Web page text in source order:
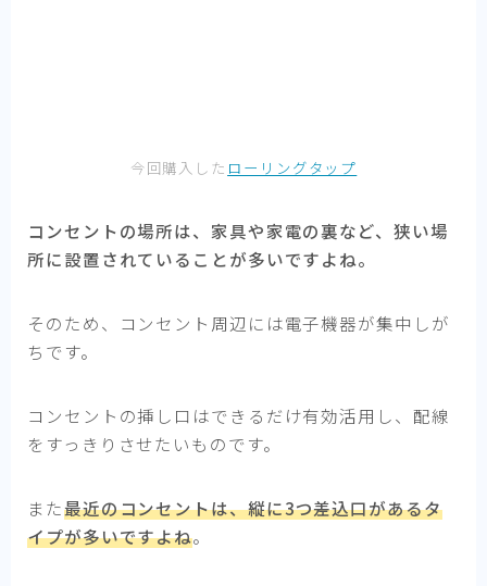
今回購入した ローリングタップ
コンセントの場所は、家具や家電の裏など、狭い場
所に設置されていることが多いですよね。
そのため、コンセント周辺には電子機器が集中しが
ちです。
コンセントの挿し口はできるだけ有効活用し、配線
をすっきりさせたいものです。
また最近のコンセントは、縦に3つ差込口があるタ
イプが多いですよね。